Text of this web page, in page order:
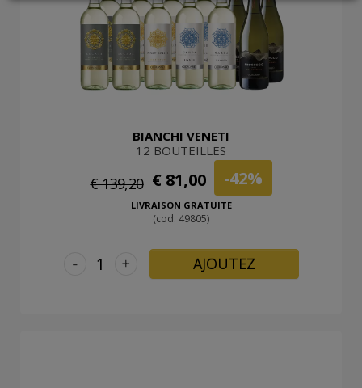
BIANCHI VENETI
12 BOUTEILLES
€ 139,20 € 81,00 -42%
LIVRAISON GRATUITE
(cod. 49805)
+
- AJOUTEZ